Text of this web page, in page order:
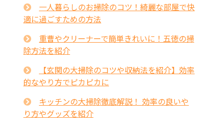
一人暮らしのお掃除のコツ！綺麗な部屋で快
適に過ごすための方法
重曹やクリーナーで簡単きれいに！五徳の掃
除方法を紹介
【玄関の大掃除のコツや収納法を紹介】効率
的なやり方でピカピカに
キッチンの大掃除徹底解説！ 効率の良いや
り方やグッズを紹介